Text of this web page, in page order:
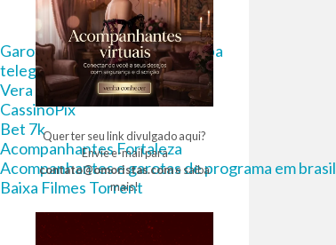
Quer ter seu link divulgado aqui?
Envie e-mail para
contato@omoristas.come saiba
mais!
Garota de Programa em Curitiba
telegram 18
Vera bet
CassinoPix
Bet 7k
Acompanhantes Fortaleza
Acompanhantes e garotas de programa em brasil
Baixa Filmes Torrent